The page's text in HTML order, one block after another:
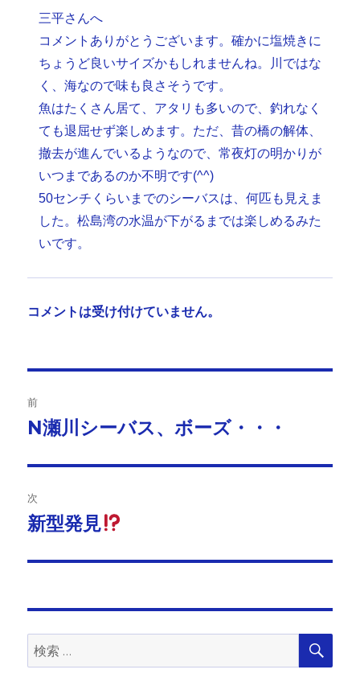
三平さんへ
コメントありがとうございます。確かに塩焼きに
ちょうど良いサイズかもしれませんね。川ではな
く、海なので味も良さそうです。
魚はたくさん居て、アタリも多いので、釣れなく
ても退屈せず楽しめます。ただ、昔の橋の解体、
撤去が進んでいるようなので、常夜灯の明かりが
いつまであるのか不明です(^^)
50センチくらいまでのシーバスは、何匹も見えま
した。松島湾の水温が下がるまでは楽しめるみた
いです。
コメントは受け付けていません。
稿
ビ
ゲ
ー
ン
前
前
投
稿:
N瀬川シーバス、ボーズ・・・
次
次
投
新型発見
検
索:
検